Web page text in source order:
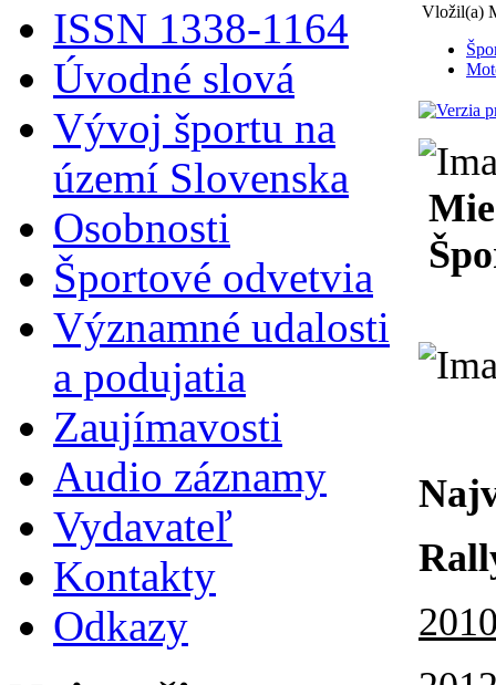
ISSN 1338-1164
Úvodné slová
Vývoj športu na
území Slovenska
Osobnosti
Športové odvetvia
Významné udalosti
a podujatia
Zaujímavosti
Audio záznamy
Vydavateľ
Kontakty
Odkazy
Vložil(a)